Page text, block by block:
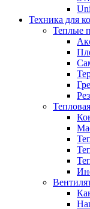
Техника для
Теплые